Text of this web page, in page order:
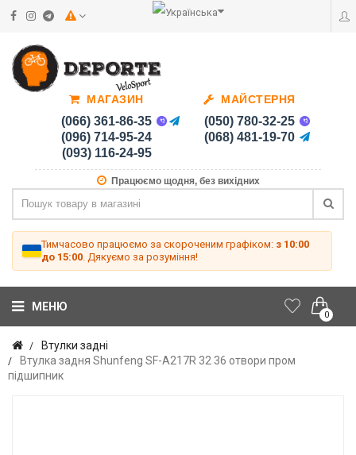
МАГАЗИН
(066) 361-86-35
(096) 714-95-24
(093) 116-24-95
МАЙСТЕРНЯ
(050) 780-32-25
(068) 481-19-70
Працюємо щодня, без вихідних
Тимчасово працюємо за скороченим графіком: з 10:00
до 15:00 . Дякуємо за розуміння!
0
МЕНЮ
Втулки задні
Втулка задня Shunfeng SF-A217R 32 36 отвори пром
підшипник